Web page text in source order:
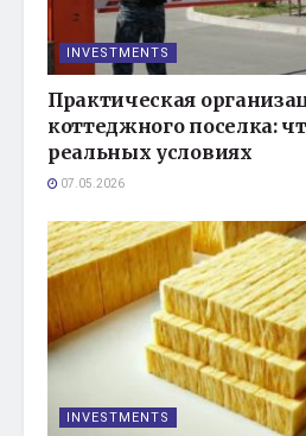
INVESTMENTS
Практическая
коттеджного поселка:
реальных условиях
07.05.2026
INVESTMENTS